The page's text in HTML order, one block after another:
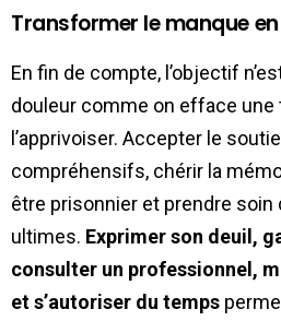
Transformer le manque
En fin de compte, l’objectif
douleur comme on efface une
l’apprivoiser. Accepter le
compréhensifs, chérir la
être prisonnier et prendre
ultimes. Exprimer son deuil,
consulter un professionnel,
et s’autoriser du temps